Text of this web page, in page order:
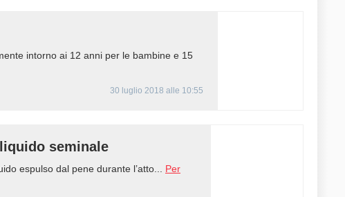
intorno ai 12 anni per le bambine e 15
30 luglio 2018 alle 10:55
seminale
espulso dal pene durante l’atto... Per